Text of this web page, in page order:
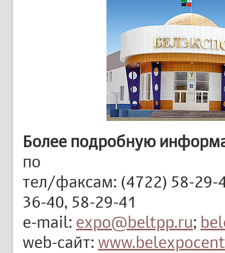
Более подробную
по
тел/факсам: (4722) 58-29-
36-40, 58-29-41
e-mail: expo@beltpp.ru;
web-сайт: